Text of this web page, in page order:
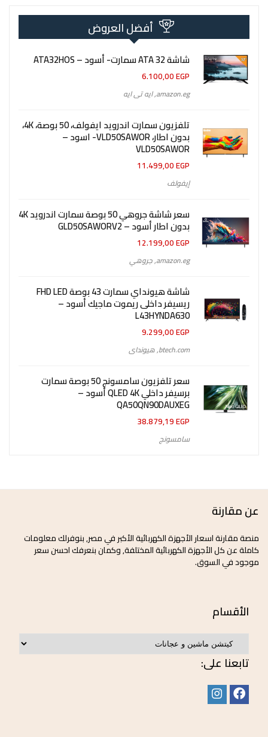
أفضل العروض
شاشة 32 ATA سمارت- أسود – ATA32HOS
6.100,00EGP
amazon.eg
,ايه تى ايه
تلفزيون سمارت اندرويد ايفولف، 50 بوصة، 4K،
بدون اطار، VLD50SAWOR- اسود –
VLD50SAWOR
11.499,00EGP
إيفولف
سعر شاشة جروهي 50 بوصة سمارت اندرويد 4K
بدون اطار أسود – GLD50SAWORV2
12.199,00EGP
amazon.eg
,جروهي
شاشة هيونداي سمارت 43 بوصة FHD LED
ريسيفر داخلى ريموت ماجيك أسود –
L43HYNDA630
9.299,00EGP
btech.com
,هيونداى
سعر تلفزيون سامسونج 50 بوصة سمارت
برسيفر داخلي QLED 4K أسود –
QA50QN90DAUXEG
38.879,19EGP
سامسونج
عن مقارنة
منصة مقارنة اسعار الأجهزة الكهربائية الأكبر في مصر, بنوفرلك معلومات
كاملة عن كل الأجهزة الكهربائية المختلفة, وكمان بنعرفك احسن سعر
موجود في السوق.
الأقسام
تابعنا على: